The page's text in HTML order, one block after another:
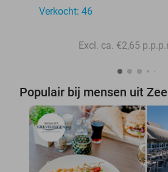
Verkocht: 46
Excl. ca. €2,65
Populair bij mensen uit